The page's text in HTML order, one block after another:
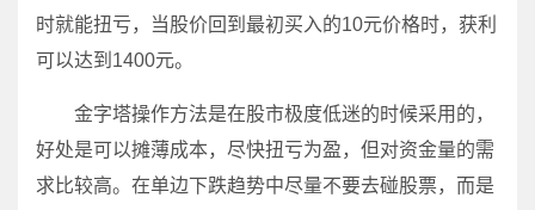
时就能扭亏，当股价回到最初买入的10元价格时，获利
可以达到1400元。
金字塔操作方法是在股市极度低迷的时候采用的，
好处是可以摊薄成本，尽快扭亏为盈，但对资金量的需
求比较高。在单边下跌趋势中尽量不要去碰股票，而是